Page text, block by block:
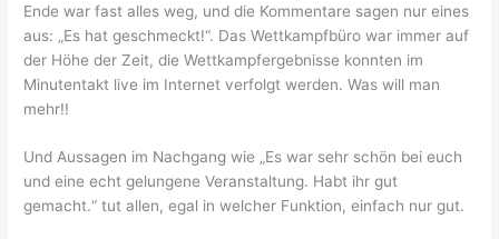
Ende war fast alles weg, und die Kommentare sagen nur eines
aus: „Es hat geschmeckt!“. Das Wettkampfbüro war immer auf
der Höhe der Zeit, die Wettkampfergebnisse konnten im
Minutentakt live im Internet verfolgt werden. Was will man
mehr!!
Und Aussagen im Nachgang wie „Es war sehr schön bei euch
und eine echt gelungene Veranstaltung. Habt ihr gut
gemacht.“ tut allen, egal in welcher Funktion, einfach nur gut.